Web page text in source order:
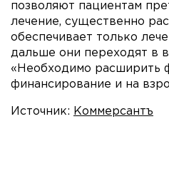
позволяют пациентам
лечение, существенно
обеспечивает только
дальше они переходят в
«Необходимо расширить
финансирование и на
Источник: Коммерсантъ